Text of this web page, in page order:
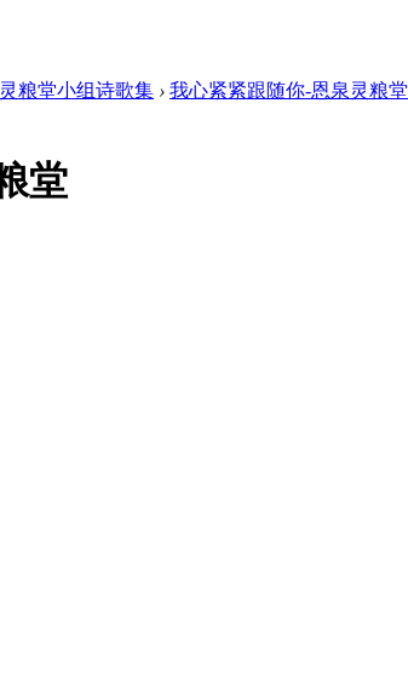
粮堂小组诗歌集 › 我心紧紧跟随你-恩泉灵粮堂
堂